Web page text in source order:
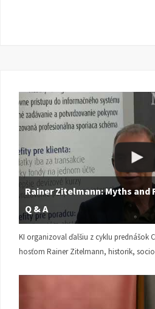
Rainer Zitelmann: Myths and
Q & A
KI organizoval ďalšiu z cyklu prednášok
hosťom Rainer Zitelmann, historik,